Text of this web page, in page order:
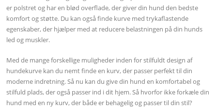
er polstret og har en blød overflade, der giver din hund den bedste
komfort og støtte. Du kan også finde kurve med trykaflastende
egenskaber, der hjælper med at reducere belastningen på din hunds
led og muskler.
Med de mange forskellige muligheder inden for stilfuldt design af
hundekurve kan du nemt finde en kurv, der passer perfekt til din
moderne indretning. Så nu kan du give din hund en komfortabel og
stilfuld plads, der også passer ind i dit hjem. Så hvorfor ikke forkæle din
hund med en ny kurv, der både er behagelig og passer til din stil?